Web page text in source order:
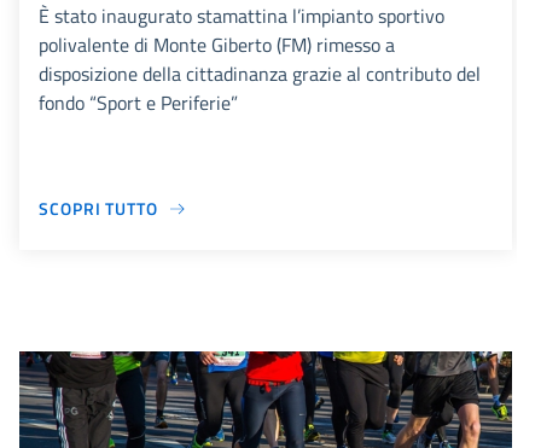
È stato inaugurato stamattina l’impianto sportivo
polivalente di Monte Giberto (FM) rimesso a
disposizione della cittadinanza grazie al contributo del
fondo “Sport e Periferie”
SCOPRI TUTTO